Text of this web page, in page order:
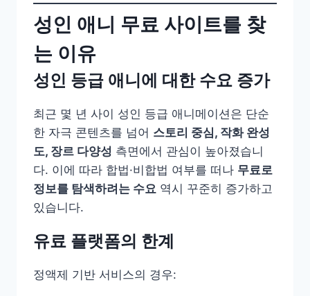
성인 애니 무료 사이트를 찾
는 이유
성인 등급 애니에 대한 수요 증가
최근 몇 년 사이 성인 등급 애니메이션은 단순
한 자극 콘텐츠를 넘어 스토리 중심, 작화 완성
도, 장르 다양성 측면에서 관심이 높아졌습니
다. 이에 따라 합법·비합법 여부를 떠나 무료로
정보를 탐색하려는 수요 역시 꾸준히 증가하고
있습니다.
유료 플랫폼의 한계
정액제 기반 서비스의 경우: